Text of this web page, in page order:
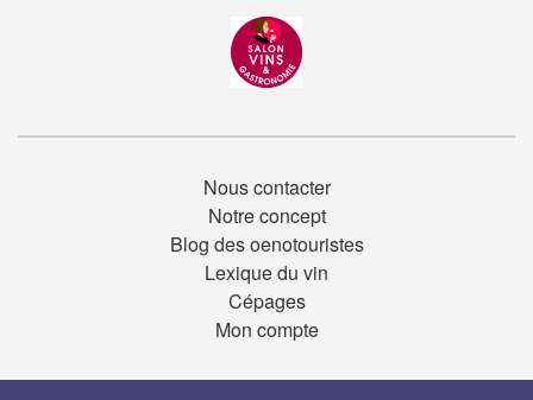
Nous contacter
Notre concept
Blog des oenotouristes
Lexique du vin
Cépages
Mon compte